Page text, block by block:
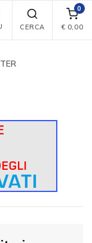
CERCA
0
€ 0,00